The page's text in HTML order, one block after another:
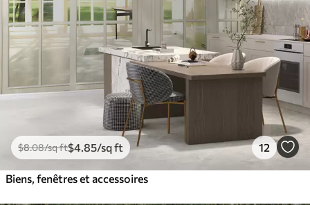
$8.08/sq ft$4 .85/sq ft 12
Biens, fenêtres et accessoires